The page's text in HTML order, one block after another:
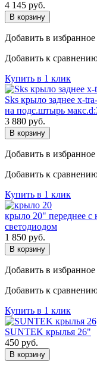
4 145 руб.
В корзину
Добавить в избранное
Добавить к
Купить в 1 клик
Sks крыло заднее x-
на подс.штырь
3 880 руб.
В корзину
Добавить в избранное
Добавить к
Купить в 1 клик
крыло 20" переднее с
светодиодом
1 850 руб.
В корзину
Добавить в избранное
Добавить к
Купить в 1 клик
SUNTEK крылья 26"
450 руб.
В корзину